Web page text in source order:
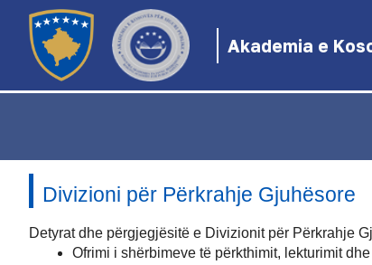
Akademia e
Divizioni për Përkrahje Gjuhësore
Detyrat dhe përgjegjësitë e Divizionit për Përkrahje
Ofrimi i shërbimeve të përkthimit, lekturimit